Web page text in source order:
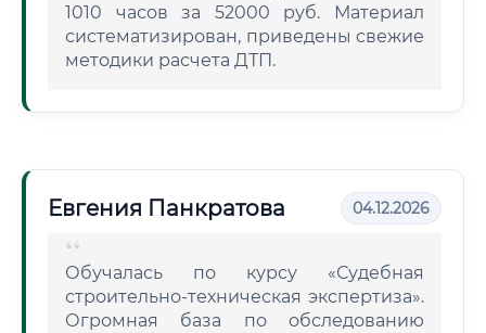
1010 часов за 52000 руб. Материал
систематизирован, приведены свежие
методики расчета ДТП.
Евгения Панкратова 04.12.2026
Обучалась по курсу «Судебная
строительно-техническая экспертиза».
Огромная база по обследованию